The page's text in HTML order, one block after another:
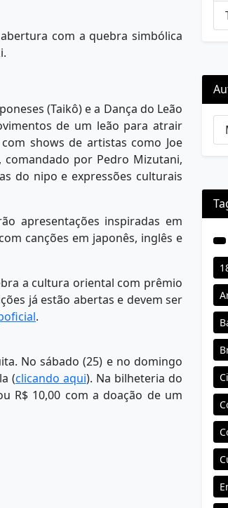
com a quebra simbólica
(Taikô) e a Dança do Leão
de um leão para atrair
shows de artistas como Joe
por Pedro Mizutani,
do nipo e expressões culturais
apresentações inspiradas em
canções em japonês, inglês e
a cultura oriental com prêmio
já estão abertas e devem ser
.
No sábado (25) e no domingo
(clicando aqui). Na bilheteria do
R$ 10,00 com a doação de um